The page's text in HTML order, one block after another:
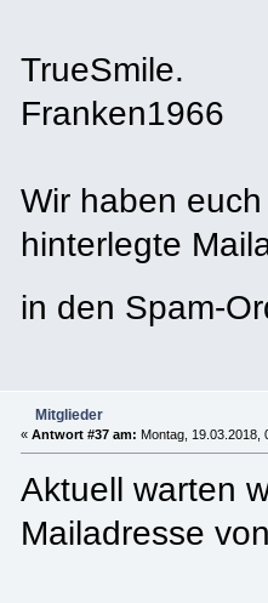
TrueSmile.
Franken1966
Wir haben
hinterlegte
in den Spam-
Mitglieder
«Antwort #37 am: Montag, 19.03.2018,
Aktuell warten
Mailadresse